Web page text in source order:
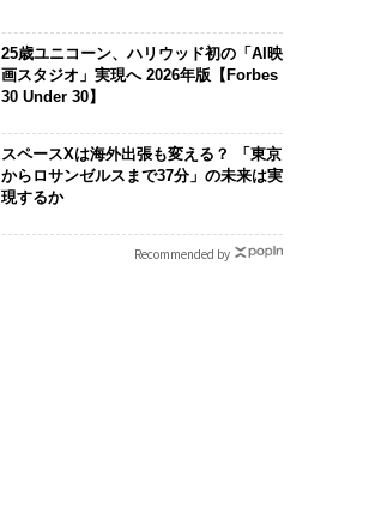
25歳ユニコーン、ハリウッド初の「AI映
画スタジオ」実現へ 2026年版【Forbes
30 Under 30】
スペースXは海外出張も変える？ 「東京
からロサンゼルスまで37分」の未来は実
現するか
Recommended by